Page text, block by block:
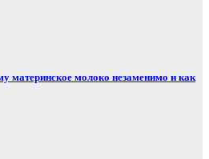
материнское молоко незаменимо и как